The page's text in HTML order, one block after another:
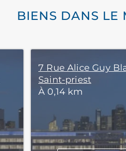
BIENS DANS LE
7 Rue Alice Guy
Saint-priest
À 0,14 km